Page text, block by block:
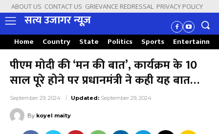
ABOUT US CONTACT US GRIEVANCE REDRESSAL PRIVACY POLICY
सत्य उजागर न्यूज़
Home Country State Politics Sports
पीएम मोदी की ‘मन की बात’, कार्यक्रम के 10
साल पूरे होने पर प्रधानमंत्री ने कही यह बात…
September 29, 2024 Updated: September 29, 2024
By koyel maity